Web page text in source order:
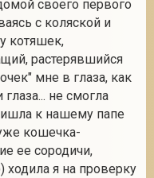
своего первого
с коляской и
котяшек,
растерявшийся
мне в глаза, как
глаза... не смогла
к нашему папе
кошечка-
ее сородичи,
ходила я на проверку